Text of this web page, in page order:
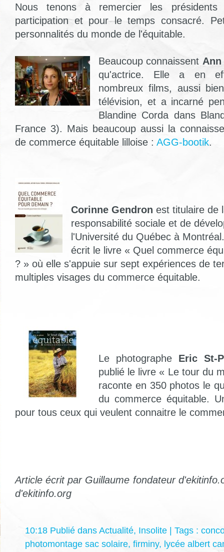
Nous tenons à remercier les
participation et pour le temps consacré.
personnalités du monde de l'équitable.
Beaucoup connaissent
qu'actrice. Elle a en
nombreux films, aussi
télévision, et a incarné
Blandine Corda dans
France 3). Mais beaucoup aussi la
de commerce équitable lilloise : AGG-bootik.
Corinne Gendron est titulaire de
responsabilité sociale et de
l'Université du Québec à
écrit le livre « Quel commerce
? » où elle s'appuie sur sept expériences de
multiples visages du commerce équitable.
Le photographe Eric St-
publié le livre « Le tour du
raconte en 350 photos le
du commerce équitable.
pour tous ceux qui veulent connaitre le
Article écrit par Guillaume fondateur
d'ekitinfo.org
10:18 Publié dans Actualité, Insolite | Tags :
photomontage sac solaire, firminy, lycée albert